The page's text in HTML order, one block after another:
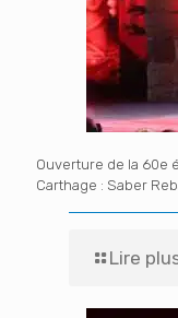
Ouverture de la 60e
Carthage : Saber
Lire